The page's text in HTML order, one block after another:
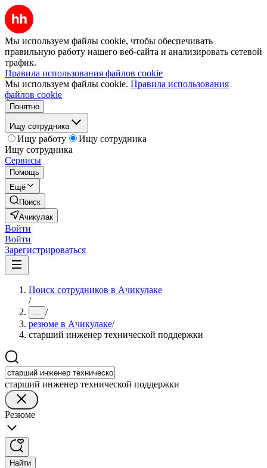
Мы используем файлы cookie, чтобы обеспечивать
правильную работу нашего веб-сайта и анализировать сетевой
трафик.
Правила использования файлов cookie
Мы используем файлы cookie. Правила использования
файлов cookie
Понятно
Ищу сотрудника
Ищу работу
Ищу сотрудника
Ищу сотрудника
Сервисы
Помощь
Ещё
Поиск
Ачикулак
Войти
Войти
Зарегистрироваться
Поиск сотрудников в Ачикулаке
/
... /
резюме в Ачикулаке/
старший инженер технической поддержки
старший инженер технической поддержки
Резюме
Найти